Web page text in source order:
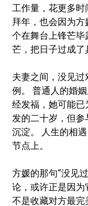
工作量，花更多
拜年，也会因为
个在舞台上锋芒毕
芒，把日子过成了
夫妻之间，没见
例。 普通人的婚
经发福，她可能
发的二十岁，但
沉淀。 人生的相
节点上。
方媛的那句“没见
论，或许正是因
不是收藏对方最